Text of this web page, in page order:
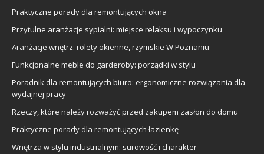
Praktyczne porady dla remontujących okna
Przytulne aranżacje sypialni: miejsce relaksu i wypoczynku
Aranżacje wnętrz: rolety okienne, rzymskie W Poznaniu
Funkcjonalne meble do garderoby: porządki w stylu
Poradnik dla remontujących biuro: ergonomiczne rozwiązania dla
wydajnej pracy
Rzeczy, które należy rozważyć przed zakupem zasłon do domu
Praktyczne porady dla remontujących łazienkę
Wnętrza w stylu industrialnym: surowość i charakter